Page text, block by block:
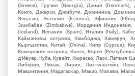
(Greece), Грузия (Georgia), Дания (Denmark),
Конго, Джерси, Джибути, Доминика,
Эсватин, Эстония (Estonia), Эфиопия
Зимбабве (Zimbabwe), Иордания
(Iceland), Испания (Spain), Италия (Italy), Кабо-
Каймановы острова, Камбоджа, Камерун,
Кыргызстан, Китай (China), Кипр (Cyprus),
Коморские острова, Конго, Корея
д'Ивуар, Куба, Кувейт, Кюрасао, Лаос, Латвия
Либерия, Ливан, Ливия, Лихтенштейн,
Мавритания, Мадагаскар, Макао, Малави,